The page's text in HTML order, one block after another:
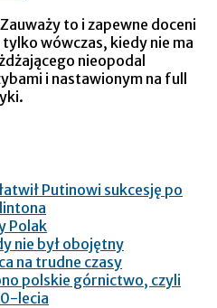
to i zapewne doceni
wówczas, kiedy nie ma
nieopodal
i nastawionym na full
Putinowi sukcesję po
Polak
nie był obojętny
na trudne czasy
polskie górnictwo, czyli
lecia